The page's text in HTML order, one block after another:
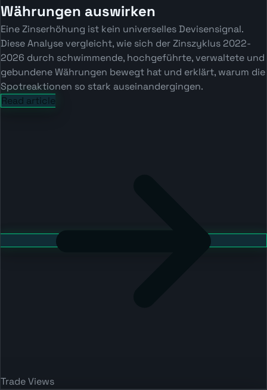
Währungen auswirken
Eine Zinserhöhung ist kein universelles Devisensignal.
Diese Analyse vergleicht, wie sich der Zinszyklus 2022-
2026 durch schwimmende, hochgeführte, verwaltete und
gebundene Währungen bewegt hat und erklärt, warum die
Spotreaktionen so stark auseinandergingen.
Read article
Trade Views